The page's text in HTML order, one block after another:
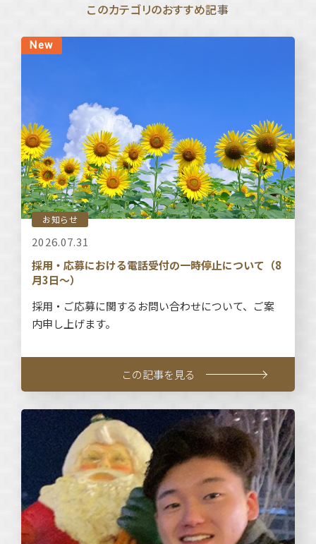
このカテゴリのおすすめ記事
お知らせ
2026.07.31
採用・応募における電話受付の一時停止について（8
月3日～）
採用・ご応募に関するお問い合わせについて、ご案
内申し上げます。
この記事を見る